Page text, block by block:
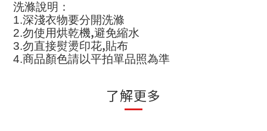
洗滌說明 ：
1.深淺衣物要分開洗滌
2.勿使用烘乾機,避免縮水
3.勿直接熨燙印花,貼布
4.商品顏色請以平拍單品照為準
了解更多